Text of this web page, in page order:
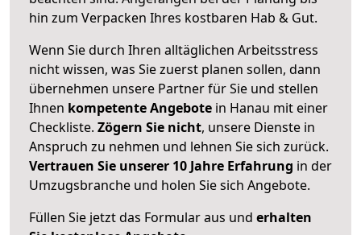
hin zum Verpacken Ihres kostbaren Hab & Gut.
Wenn Sie durch Ihren alltäglichen Arbeitsstress
nicht wissen, was Sie zuerst planen sollen, dann
übernehmen unsere Partner für Sie und stellen
Ihnen kompetente Angebote in Hanau mit einer
Checkliste. Zögern Sie nicht, unsere Dienste in
Anspruch zu nehmen und lehnen Sie sich zurück.
Vertrauen Sie unserer 10 Jahre Erfahrung in der
Umzugsbranche und holen Sie sich Angebote.
Füllen Sie jetzt das Formular aus und erhalten